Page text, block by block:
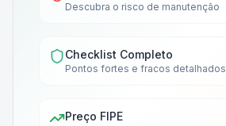
Descubra o risco de manutenção
Checklist Completo
Pontos fortes e fracos detalhados
Preço FIPE